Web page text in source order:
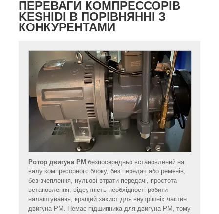
ПЕРЕВАГИ КОМПРЕССОРІВ
KESHIDI В ПОРІВНЯННІ З
КОНКУРЕНТАМИ
Ротор двигуна PM безпосередньо встановлений на
валу компресорного блоку, без передач або ременів,
без зчеплення, нульові втрати передачі, простота
встановлення, відсутність необхідності робити
налаштування, кращий захист для внутрішніх частин
двигуна PM. Немає підшипника для двигуна PM, тому